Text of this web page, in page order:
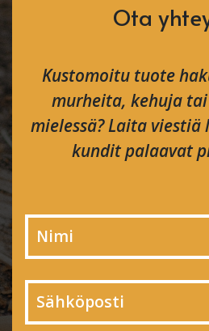
Ota
Kustomoitu tuote
murheita, kehuja
mielessä? Laita
kundit palaavat